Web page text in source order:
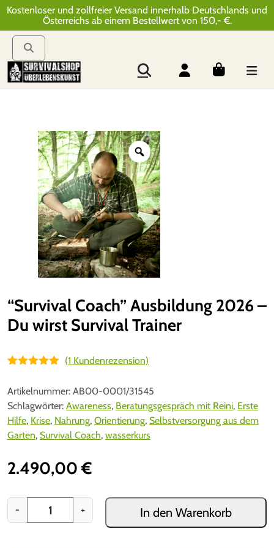
Kostenloser und zollfreier Versand innerhalb Deutschlands und
Österreichs ab einem Bestellwert von 150,- €.
“Survival Coach” Ausbildung 2026 –
Du wirst Survival Trainer
basierend
auf
Kundenbewe
rtung
(1 Kundenrezension)
Artikelnummer: AB00-0001/31545
Schlagwörter: Awareness, Beratungsgespräch mit Reini, Erste
Hilfe, Krise, Nahrung, Orientierung, Selbstversorgung aus dem
Garten, Survival Coach, wasserkurs
2.490,00€
-
S
+ In den Warenkorb